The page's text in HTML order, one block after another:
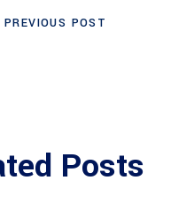
PREVIOUS POST
Posts